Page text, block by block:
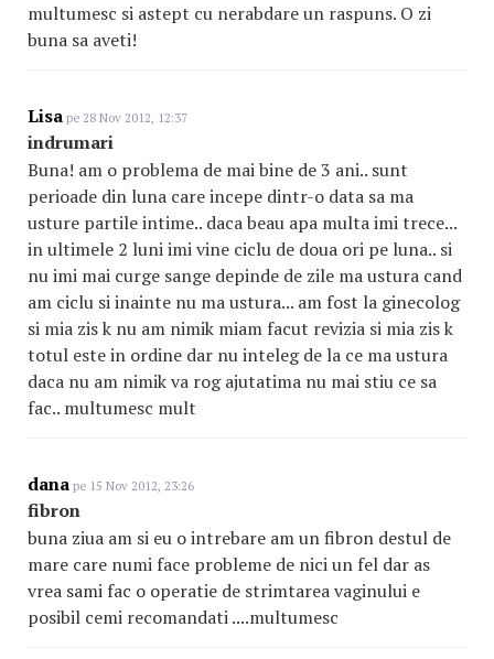
multumesc si astept cu nerabdare un raspuns. O zi
buna sa aveti!
Lisa pe 28 Nov 2012, 12:37
indrumari
Buna! am o problema de mai bine de 3 ani.. sunt
perioade din luna care incepe dintr-o data sa ma
usture partile intime.. daca beau apa multa imi trece...
in ultimele 2 luni imi vine ciclu de doua ori pe luna.. si
nu imi mai curge sange depinde de zile ma ustura cand
am ciclu si inainte nu ma ustura... am fost la ginecolog
si mia zis k nu am nimik miam facut revizia si mia zis k
totul este in ordine dar nu inteleg de la ce ma ustura
daca nu am nimik va rog ajutatima nu mai stiu ce sa
fac.. multumesc mult
dana pe 15 Nov 2012, 23:26
fibron
buna ziua am si eu o intrebare am un fibron destul de
mare care numi face probleme de nici un fel dar as
vrea sami fac o operatie de strimtarea vaginului e
posibil cemi recomandati ....multumesc